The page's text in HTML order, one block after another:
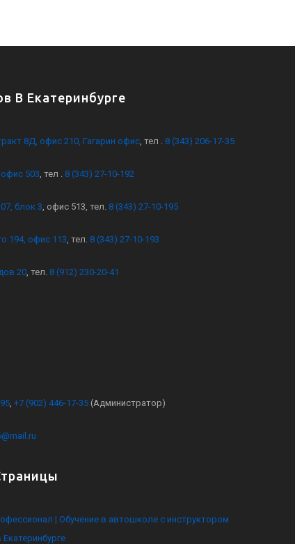
В Екатеринбурге
8Д, офис 210, Гагарин офис, тел . 8 (343) 206-17-35
офис 503, тел . 8 (343) 27-10-192
блок 3, офис 513, тел. 8 (343) 27-10-195
194, офис 113, тел. 8 (343) 27-10-193
20, тел. 8 (912) 230-20-41
, +7 (902) 446-17-35 (Администратор)
| Обучение в автошколе с инструктором